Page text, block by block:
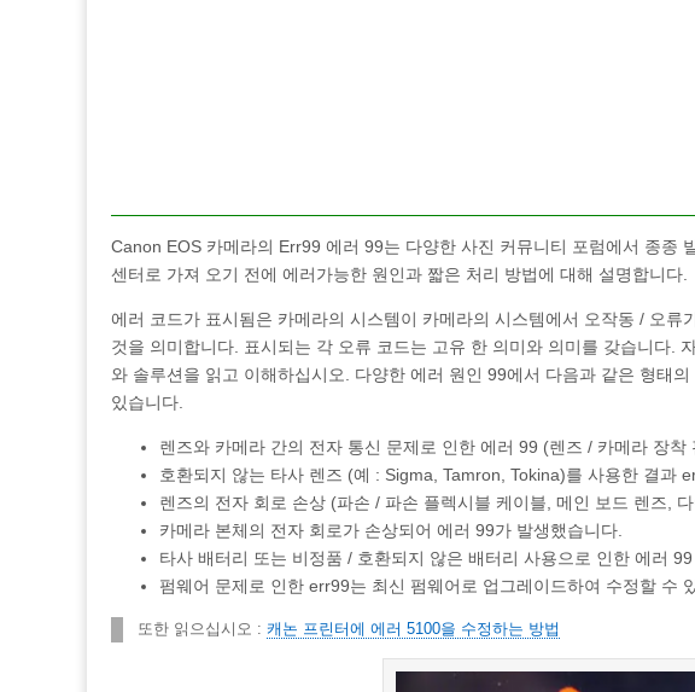
Canon EOS 카메라의 Err99 에러 99는 다양한 사진 커뮤니티 포럼에서 종종
센터로 가져 오기 전에 에러가능한 원인과 짧은 처리 방법에 대해 설명합니다.
에러 코드가 표시됨은 카메라의 시스템이 카메라의 시스템에서 오작동 / 오류
것을 의미합니다. 표시되는 각 오류 코드는 고유 한 의미와 의미를 갖습니다.
와 솔루션을 읽고 이해하십시오. 다양한 에러 원인 99에서 다음과 같은 형태
있습니다.
렌즈와 카메라 간의 전자 통신 문제로 인한 에러 99 (렌즈 / 카메라 장착
호환되지 않는 타사 렌즈 (예 : Sigma, Tamron, Tokina)를 사용한 결과
렌즈의 전자 회로 손상 (파손 / 파손 플렉시블 케이블, 메인 보드 렌즈,
카메라 본체의 전자 회로가 손상되어 에러 99가 발생했습니다.
타사 배터리 또는 비정품 / 호환되지 않은 배터리 사용으로 인한 에러 99
펌웨어 문제로 인한 err99는 최신 펌웨어로 업그레이드하여 수정할 수
또한 읽으십시오 : 캐논 프린터에 에러 5100을 수정하는 방법